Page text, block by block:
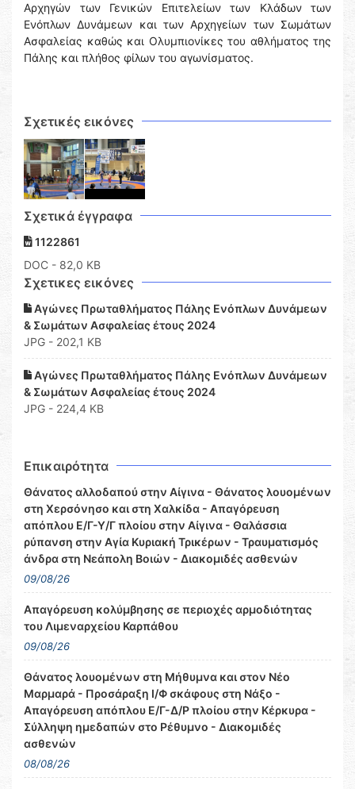
Αρχηγών των Γενικών Επιτελείων των Κλάδων των
Ενόπλων Δυνάμεων και των Αρχηγείων των Σωμάτων
Ασφαλείας καθώς και Ολυμπιονίκες του αθλήματος της
Πάλης και πλήθος φίλων του αγωνίσματος.
Σχετικές εικόνες
Σχετικά έγγραφα
1122861
DOC - 82,0 KB
Σχετικες εικόνες
Αγώνες Πρωταθλήματος Πάλης Ενόπλων Δυνάμεων
& Σωμάτων Ασφαλείας έτους 2024
JPG - 202,1 KB
Αγώνες Πρωταθλήματος Πάλης Ενόπλων Δυνάμεων
& Σωμάτων Ασφαλείας έτους 2024
JPG - 224,4 KB
Επικαιρότητα
Θάνατος αλλοδαπού στην Αίγινα - Θάνατος λουομένων
στη Χερσόνησο και στη Χαλκίδα - Απαγόρευση
απόπλου Ε/Γ-Υ/Γ πλοίου στην Αίγινα - Θαλάσσια
ρύπανση στην Αγία Κυριακή Τρικέρων - Τραυματισμός
άνδρα στη Νεάπολη Βοιών - Διακομιδές ασθενών
09/08/26
Απαγόρευση κολύμβησης σε περιοχές αρμοδιότητας
του Λιμεναρχείου Καρπάθου
09/08/26
Θάνατος λουομένων στη Μήθυμνα και στον Νέο
Μαρμαρά - Προσάραξη Ι/Φ σκάφους στη Νάξο -
Απαγόρευση απόπλου Ε/Γ-Δ/Ρ πλοίου στην Κέρκυρα -
Σύλληψη ημεδαπών στο Ρέθυμνο - Διακομιδές
ασθενών
08/08/26